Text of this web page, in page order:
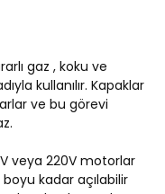
gaz , koku ve
kullanılır. Kapaklar
ve bu görevi
veya 220V motorlar
kadar açılabilir